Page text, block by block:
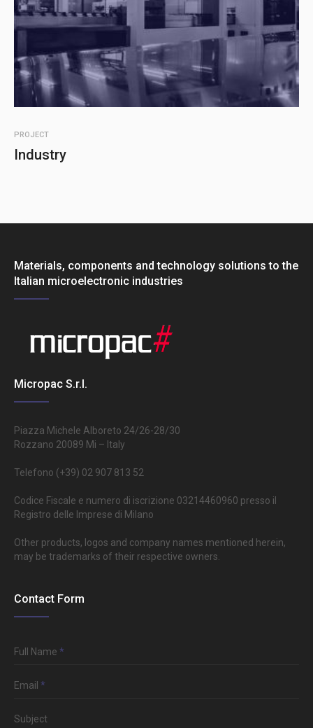
PROJECT
Industry
Materials, components and technology solutions to the
Italian microelectronic industries
Micropac S.r.l.
Piazza Michele Alboreto 24/26-28/30
Rozzano 20089 Mi – Italy
Telefono (+39) 02 907 813 52
Codice Fiscale e numero di iscrizione 03214460960 presso il
Registro delle Imprese di Milano
Other products, logos and company names mentioned herein,
may be trademarks of their respective owners.
Contact Form
Full Name*
Email*
Subject